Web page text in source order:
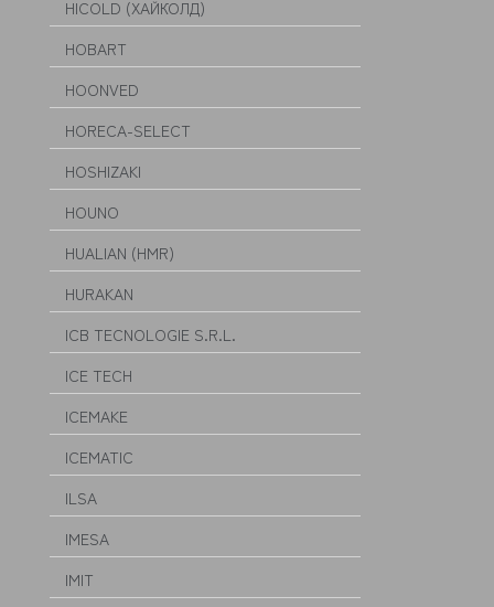
HICOLD (ХАЙКОЛД)
HOBART
HOONVED
HORECA-SELECT
HOSHIZAKI
HOUNO
HUALIAN (HMR)
HURAKAN
ICB TECNOLOGIE S.R.L.
ICE TECH
ICEMAKE
ICEMATIC
ILSA
IMESA
IMIT